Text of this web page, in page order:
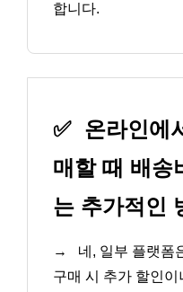
합니다.
✅ 온라인에
매할 때 배송
는 추가적인
→
네, 일부 플랫폼
구매 시 추가 할인